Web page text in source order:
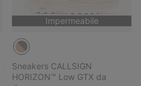
Impermeabile
Sneakers CALLSIGN
HORIZON™ Low GTX da